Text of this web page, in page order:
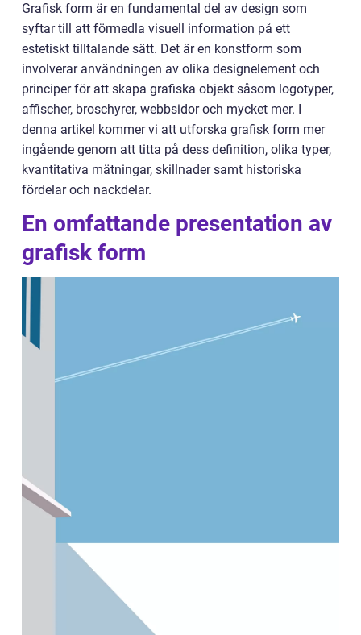
Grafisk form är en fundamental del av design som
syftar till att förmedla visuell information på ett
estetiskt tilltalande sätt. Det är en konstform som
involverar användningen av olika designelement och
principer för att skapa grafiska objekt såsom logotyper,
affischer, broschyrer, webbsidor och mycket mer. I
denna artikel kommer vi att utforska grafisk form mer
ingående genom att titta på dess definition, olika typer,
kvantitativa mätningar, skillnader samt historiska
fördelar och nackdelar.
En omfattande presentation av
grafisk form